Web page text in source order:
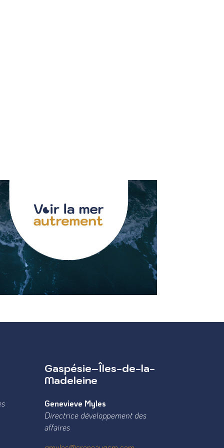
Gaspésie–Îles-de-la-
Madeleine
Genevieve Myles
Directrice développement des
affaires